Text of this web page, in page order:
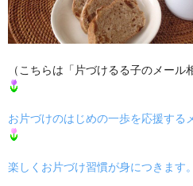
（こちらは「片づけるる子のメール
お片づけのはじめの一歩を応援する
楽しくお片づけ習慣が身につきます